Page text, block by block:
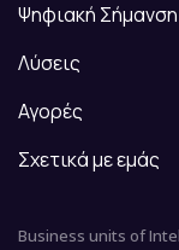
Ψηφιακή Σήμανση
Λύσεις
Αγορές
Σχετικά με εμάς
Business units of